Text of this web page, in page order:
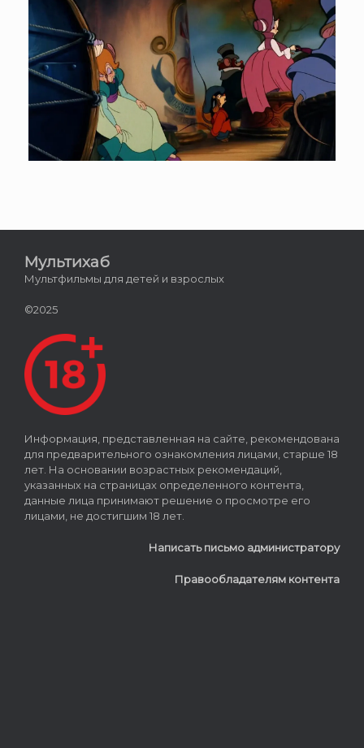
Мультихаб
Мультфильмы для детей и взрослых
©2025
Информация, представленная на сайте, рекомендована
для предварительного ознакомления лицами, старше 18
лет. На основании возрастных рекомендаций,
указанных на страницах определенного контента,
данные лица принимают решение о просмотре его
лицами, не достигшим 18 лет.
Написать письмо администратору
Правообладателям контента